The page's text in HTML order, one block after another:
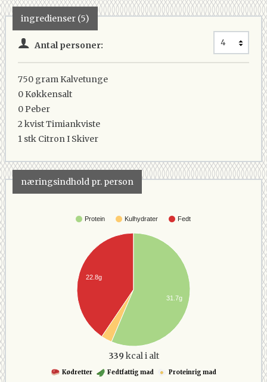
ingredienser (5)
Antal personer:
750 gram Kalvetunge
0 Køkkensalt
0Peber
2 kvistTimiankviste
1 stk Citron I Skiver
næringsindhold pr. person
Protein Kulhydrater Fedt
22.8g
31.7g
339kcal i alt
Kødretter Fedtfattig mad Proteinrig mad